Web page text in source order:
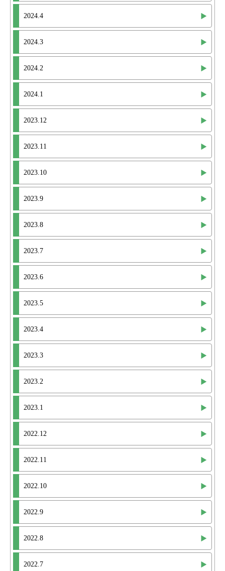
2024.4
2024.3
2024.2
2024.1
2023.12
2023.11
2023.10
2023.9
2023.8
2023.7
2023.6
2023.5
2023.4
2023.3
2023.2
2023.1
2022.12
2022.11
2022.10
2022.9
2022.8
2022.7